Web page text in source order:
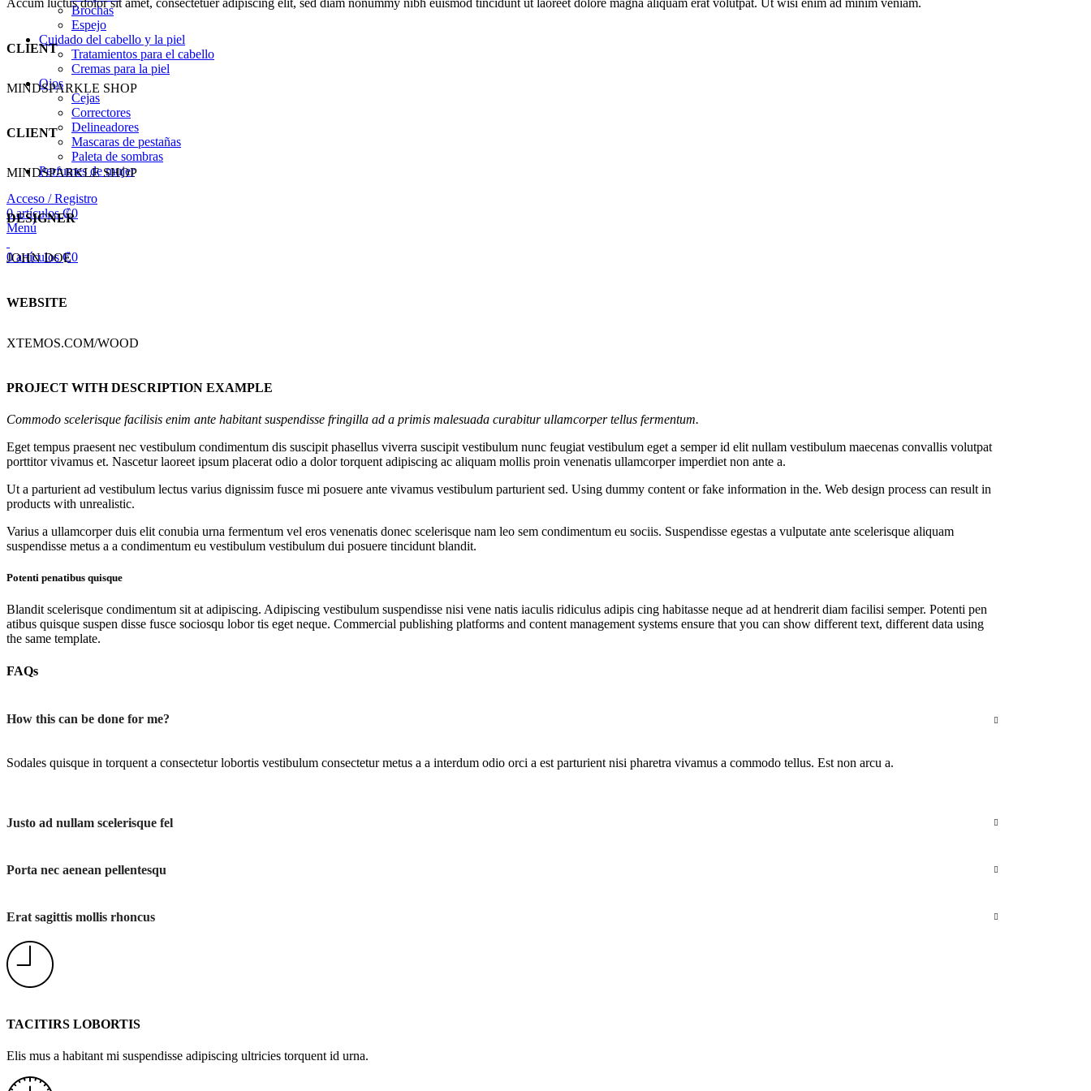
Brochas
Espejo
Cuidado del cabello y la piel
Tratamientos para el cabello
Cremas para la piel
Ojos
Cejas
Correctores
Delineadores
Mascaras de pestañas
Paleta de sombras
Perfumes de mujer
Acceso / Registro
0artículos ₡0
Menú
0artículos ₡0
Accum luctus dolor sit amet, consectetuer adipiscing elit, sed diam nonummy nibh euismod tincidunt ut laoreet dolore magna aliquam erat volutpat. Ut wisi enim ad minim veniam.
CLIENT
MINDSPARKLE SHOP
CLIENT
MINDSPARKLE SHOP
DESIGNER
JOHN DOE
WEBSITE
XTEMOS.COM/WOOD
PROJECT WITH DESCRIPTION EXAMPLE
Commodo scelerisque facilisis enim ante habitant suspendisse fringilla ad a primis malesuada curabitur ullamcorper tellus fermentum.
Eget tempus praesent nec vestibulum condimentum dis suscipit phasellus viverra suscipit vestibulum nunc feugiat vestibulum eget a semper id elit nullam vestibulum maecenas convallis volutpat
porttitor vivamus et. Nascetur laoreet ipsum placerat odio a dolor torquent adipiscing ac aliquam mollis proin venenatis ullamcorper imperdiet non ante a.
Ut a parturient ad vestibulum lectus varius dignissim fusce mi posuere ante vivamus vestibulum parturient sed. Using dummy content or fake information in the. Web design process can result in
products with unrealistic.
Varius a ullamcorper duis elit conubia urna fermentum vel eros venenatis donec scelerisque nam leo sem condimentum eu sociis. Suspendisse egestas a vulputate ante scelerisque aliquam
suspendisse metus a a condimentum eu vestibulum vestibulum dui posuere tincidunt blandit.
Potenti penatibus quisque
Blandit scelerisque condimentum sit at adipiscing. Adipiscing vestibulum suspendisse nisi vene natis iaculis ridiculus adipis cing habitasse neque ad at hendrerit diam facilisi semper. Potenti pen
atibus quisque suspen disse fusce sociosqu lobor tis eget neque. Commercial publishing platforms and content management systems ensure that you can show different text, different data using
the same template.
FAQs
How this can be done for me?
Sodales quisque in torquent a consectetur lobortis vestibulum consectetur metus a a interdum odio orci a est parturient nisi pharetra vivamus a commodo tellus. Est non arcu a.
Justo ad nullam scelerisque fel
Porta nec aenean pellentesqu
Erat sagittis mollis rhoncus
TACITIRS LOBORTIS
Elis mus a habitant mi suspendisse adipiscing ultricies torquent id urna.